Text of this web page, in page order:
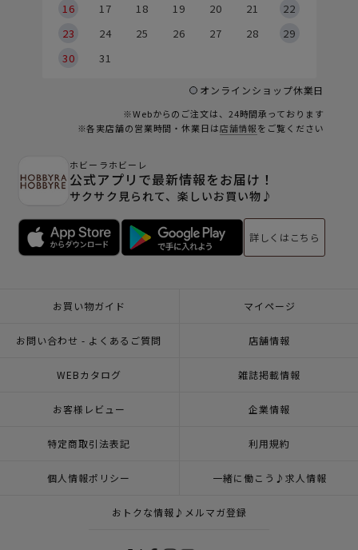
16
17 18 19 20 21
22
23
24 25 26 27 28
29
30
31
オンラインショップ休業日
※Webからのご注文は、24時間承っております
※各実店舗の営業時間・休業日は店舗情報をご覧ください
ホビーラホビーレ
公式アプリで最新情報をお届け！
サクサク見られて、楽しいお買い物♪
詳しくはこちら
お買い物ガイド マイページ
お問い合わせ - よくあるご質問 店舗情報
WEBカタログ 雑誌掲載情報
お客様レビュー 企業情報
特定商取引法表記 利用規約
個人情報ポリシー 一緒に働こう♪求人情報
おトクな情報♪メルマガ登録